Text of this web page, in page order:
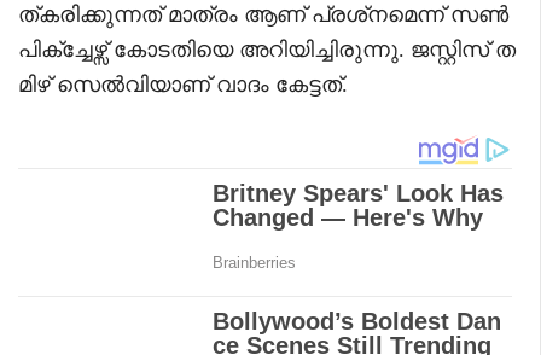
ത്കരിക്കുന്നത് മാത്രം ആണ് പ്രശ്‌നമെന്ന് സൺ
പിക്‌ച്ചേഴ്സ് കോടതിയെ അറിയിച്ചിരുന്നു. ജസ്റ്റിസ് ത
മിഴ് സെൽവിയാണ് വാദം കേട്ടത്.